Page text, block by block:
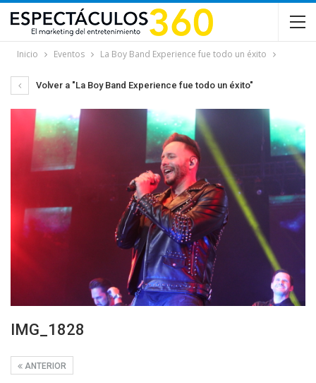
Inicio Eventos La Boy Band Experience fue todo un éxito
Volver a "La Boy Band Experience fue todo un éxito"
IMG_1828
ANTERIOR